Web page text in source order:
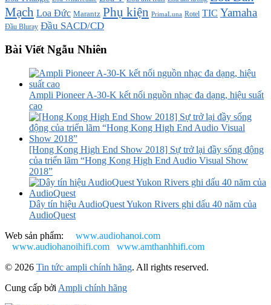
Mạch Loa Đức Marantz Phụ kiện PrimaLuna Rotel TIC Yamaha
Đầu Bluray Đầu SACD/CD
Bài Viết Ngẫu Nhiên
Ampli Pioneer A-30-K kết nối nguồn nhạc đa dạng, hiệu suất
cao
[Hong Kong High End Show 2018] Sự trở lại đầy sống động
của triển lãm “Hong Kong High End Audio Visual Show
2018”
Dây tín hiệu AudioQuest Yukon Rivers ghi dấu 40 năm của
AudioQuest
Web sản phẩm: www.audiohanoi.com
www.audiohanoihifi.com
www.amthanhhifi.com
© 2026 Tin tức ampli chính hãng. All rights reserved.
Cung cấp bởi Ampli chính hãng